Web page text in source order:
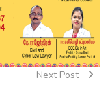
Next Post